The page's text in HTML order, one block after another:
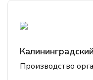
Производство